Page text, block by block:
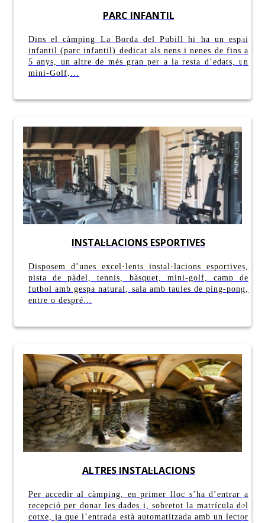
PARC INFANTIL
Dins el càmping La Borda del Pubill hi ha un espai
infantil (parc infantil) dedicat als nens i nenes de fins a
5 anys, un altre de més gran per a la resta d’edats, un
mini-Golf,...
INSTAL·LACIONS ESPORTIVES
Disposem d’unes excel·lents instal·lacions esportives,
pista de pàdel, tennis, bàsquet, mini-golf, camp de
futbol amb gespa natural, sala amb taules de ping-pong,
entre o despré...
ALTRES INSTAL·LACIONS
Per accedir al càmping, en primer lloc s’ha d’entrar a
recepció per donar les dades i, sobretot la matrícula del
cotxe, ja que l’entrada està automatitzada amb un lector